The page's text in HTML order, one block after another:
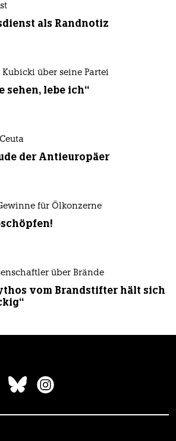
als Randnotiz
Kubicki über seine Partei
sehen, lebe ich“
der Antieuropäer
für Ölkonzerne
über Brände
vom Brandstifter hält sich